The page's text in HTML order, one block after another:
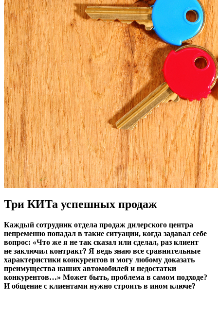
Три КИТа успешных продаж
Каждый сотрудник отдела продаж дилерского центра
непременно попадал в такие ситуации, когда задавал себе
вопрос: «Что же я не так сказал или сделал, раз клиент
не заключил контракт? Я ведь знаю все сравнительные
характеристики конкурентов и могу любому доказать
преимущества наших автомобилей и недостатки
конкурентов…» Может быть, проблема в самом подходе?
И общение с клиентами нужно строить в ином ключе?